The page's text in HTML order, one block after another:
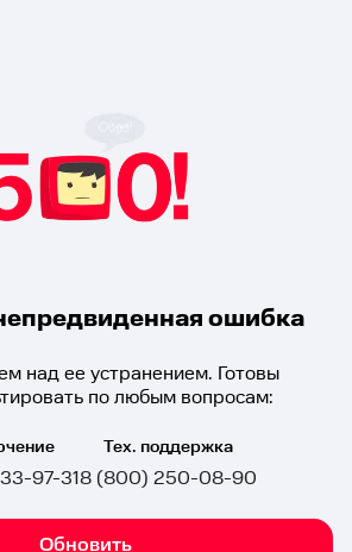
ошибка
над ее устранением. Готовы
по любым вопросам:
97-31
Тех. поддержка
8 (800) 250-08-90
Обновить